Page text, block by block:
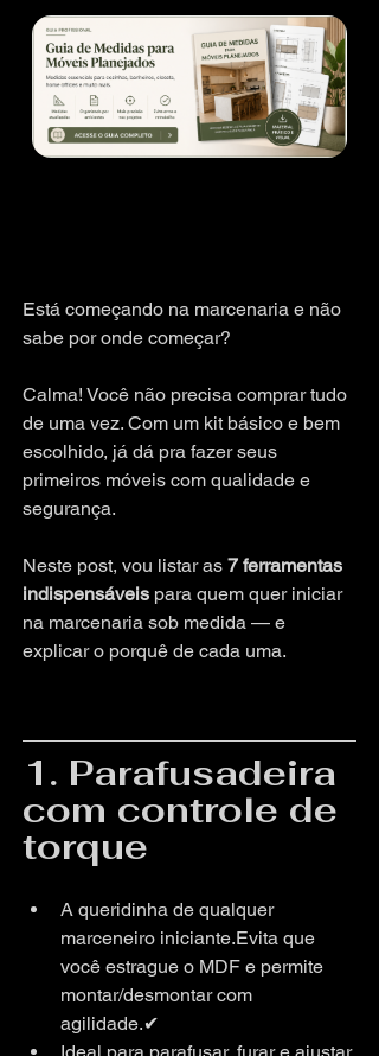
Está começando na marcenaria e não
sabe por onde começar?
Calma! Você não precisa comprar tudo
de uma vez. Com um kit básico e bem
escolhido, já dá pra fazer seus
primeiros móveis com qualidade e
segurança.
Neste post, vou listar as 7 ferramentas
indispensáveis para quem quer iniciar
na marcenaria sob medida — e
explicar o porquê de cada uma.
1. Parafusadeira
com controle de
torque
A queridinha de qualquer
marceneiro iniciante.Evita que
você estrague o MDF e permite
montar/desmontar com
agilidade.✔